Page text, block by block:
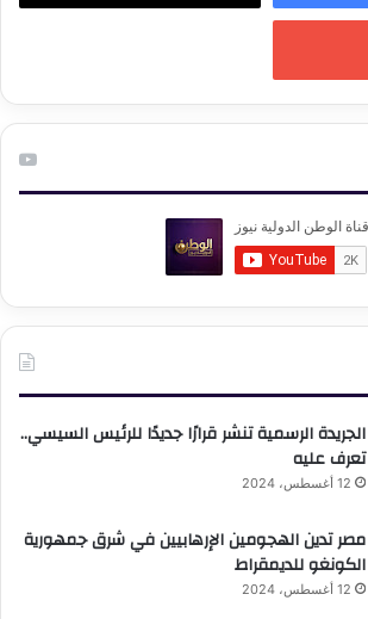
الجريدة الرسمية تنشر قرارًا جديدًا للرئيس السيسي..
تعرف عليه
12 أغسطس، 2024
مصر تدين الهجومين الإرهابيين في شرق جمهورية
الكونغو للديمقراط
12 أغسطس، 2024